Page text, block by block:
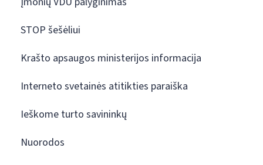
STOP šešėliui
Krašto apsaugos ministerijos informacija
Interneto svetainės atitikties paraiška
Ieškome turto savininkų
Nuorodos